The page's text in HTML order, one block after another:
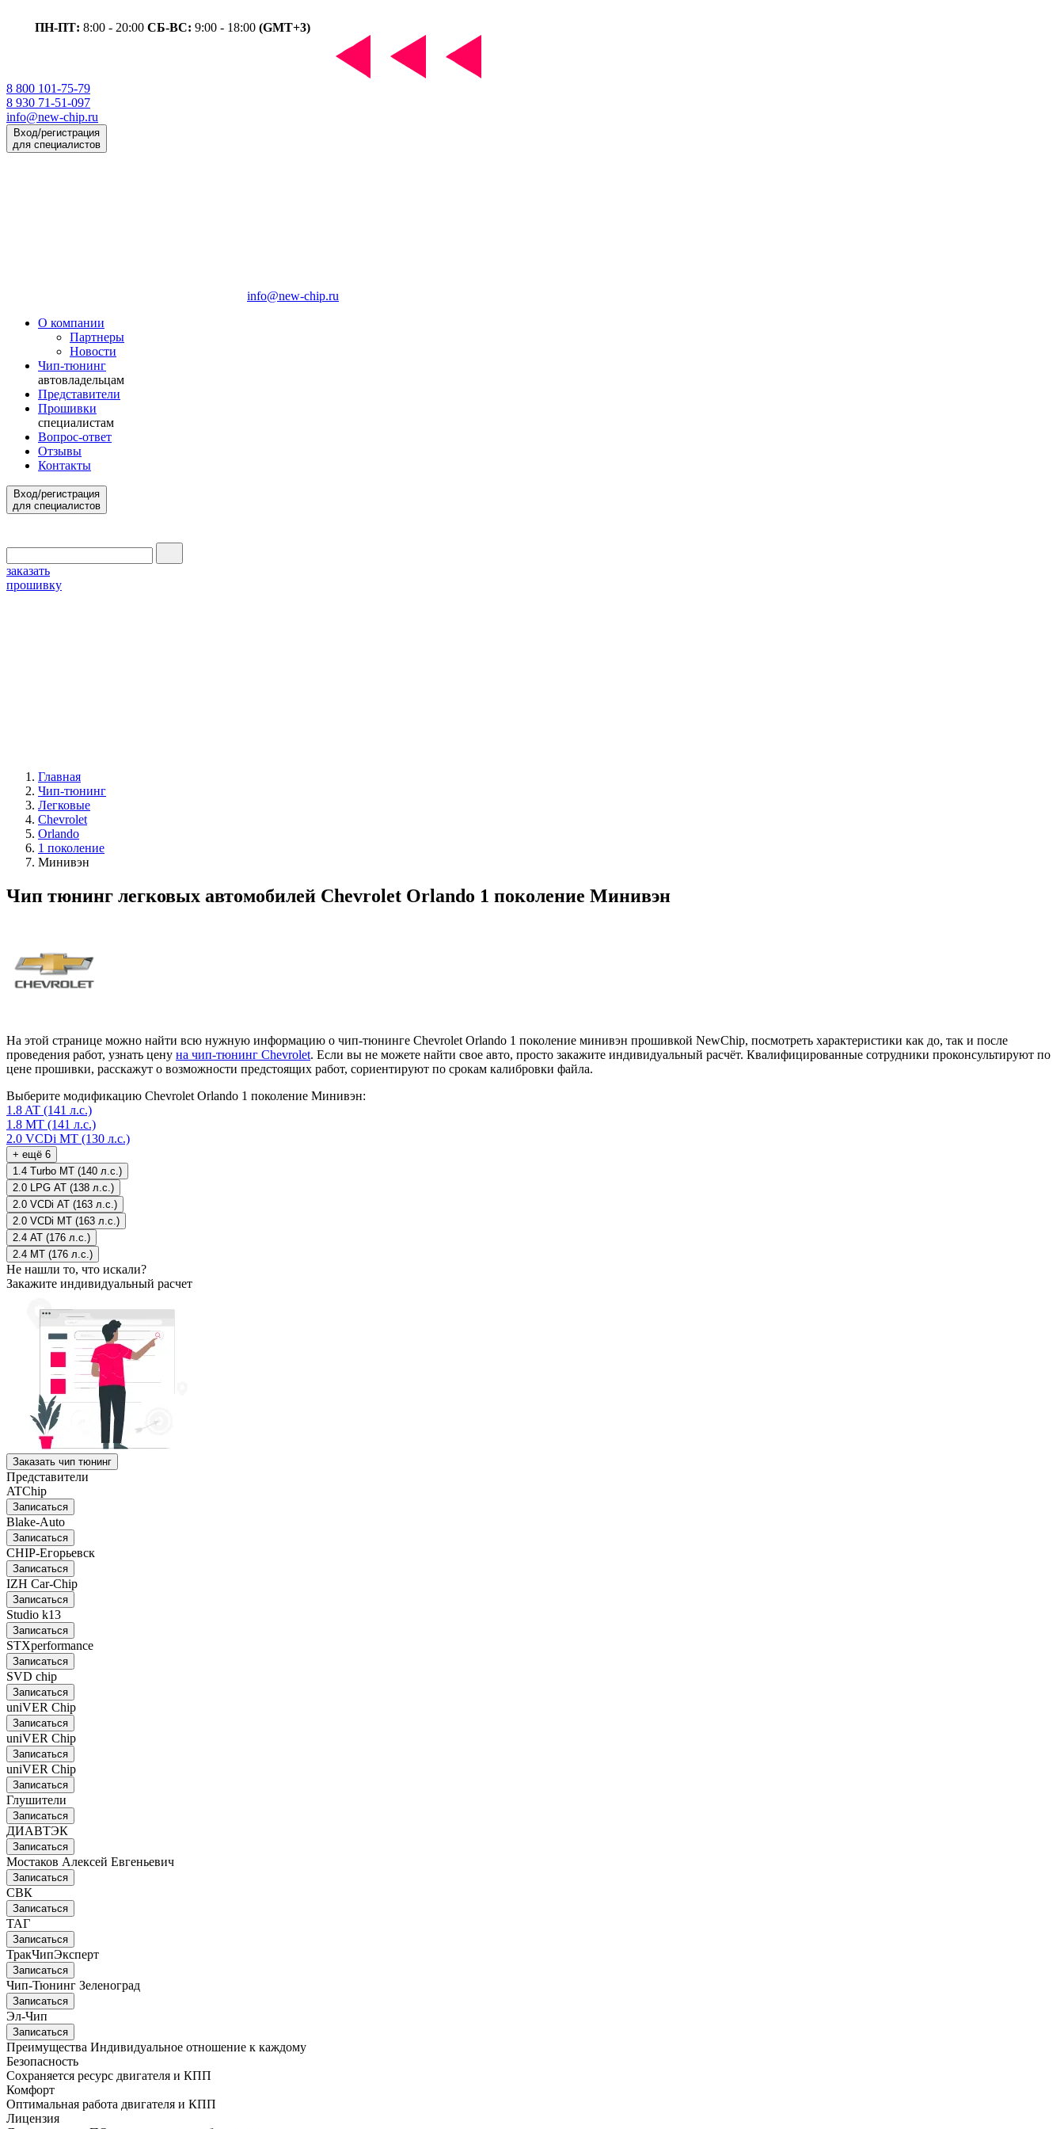
ПН-ПТ: 8:00 - 20:00 СБ-ВС: 9:00 - 18:00 (GMT+3)
8 800 101-75-79
8 930 71-51-097
info@new-chip.ru
Вход/регистрация
для специалистов
info@new-chip.ru
О компании
Партнеры
Новости
Чип-тюнинг
автовладельцам
Представители
Прошивки
специалистам
Вопрос-ответ
Отзывы
Контакты
Вход/регистрация
для специалистов
заказать
прошивку
Главная
Чип-тюнинг
Легковые
Chevrolet
Orlando
1 поколение
Минивэн
Чип тюнинг легковых автомобилей Chevrolet Orlando 1 поколение Минивэн
На этой странице можно найти всю нужную информацию о чип-тюнинге Chevrolet Orlando 1 поколение минивэн прошивкой NewChip, посмотреть характеристики как до, так и после
проведения работ, узнать цену на чип-тюнинг Chevrolet. Если вы не можете найти свое авто, просто закажите индивидуальный расчёт. Квалифицированные сотрудники проконсультируют по
цене прошивки, расскажут о возможности предстоящих работ, сориентируют по срокам калибровки файла.
Выберите модификацию Chevrolet Orlando 1 поколение Минивэн:
1.8 AT (141 л.с.)
1.8 MT (141 л.с.)
2.0 VCDi MT (130 л.с.)
+ ещё 6
1.4 Turbo MT (140 л.с.)
2.0 LPG AT (138 л.с.)
2.0 VCDi AT (163 л.с.)
2.0 VCDi MT (163 л.с.)
2.4 AT (176 л.с.)
2.4 MT (176 л.с.)
Не нашли то, что искали?
Закажите индивидуальный расчет
Заказать чип тюнинг
Представители
ATChip
Записаться
Blake-Auto
Записаться
CHIP-Егорьевск
Записаться
IZH Car-Chip
Записаться
Studio k13
Записаться
STXperformance
Записаться
SVD chip
Записаться
uniVER Chip
Записаться
uniVER Chip
Записаться
uniVER Chip
Записаться
Глушители
Записаться
ДИАВТЭК
Записаться
Мостаков Алексей Евгеньевич
Записаться
СВК
Записаться
ТАГ
Записаться
ТракЧипЭксперт
Записаться
Чип-Тюнинг Зеленоград
Записаться
Эл-Чип
Записаться
Преимущества Индивидуальное отношение к каждому
Безопасность
Сохраняется ресурс двигателя и КПП
Комфорт
Оптимальная работа двигателя и КПП
Лицензия